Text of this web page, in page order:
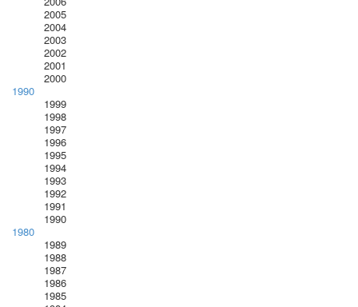
2005
2004
2003
2002
2001
2000
1990
1999
1998
1997
1996
1995
1994
1993
1992
1991
1990
1980
1989
1988
1987
1986
1985